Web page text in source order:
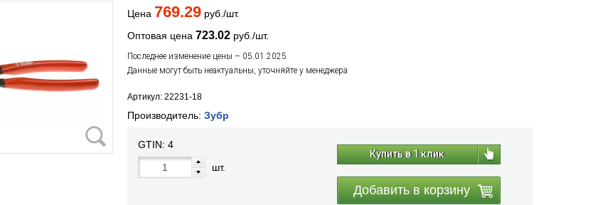
Цена 769.29руб./шт.
Оптовая цена 723.02руб./шт.
Последнее изменение цены – 05.01.2025
Данные могут быть неактуальны, уточняйте у менеджера
Артикул: 22231-18
Производитель: Зубр
GTIN: 4
шт.
Купить в 1 клик
Добавить в корзину